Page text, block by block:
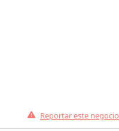
Reportar este negocio